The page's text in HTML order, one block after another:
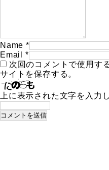
Name *
Email
*
次回のコメントで使用す
サイトを保存する。
上に表示された文字を入力